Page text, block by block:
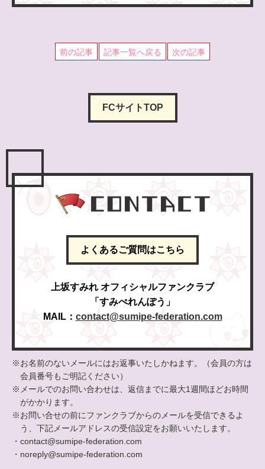
前の記事 記事一覧へ戻る 次の記事
FCサイトTOP
よくあるご質問はこちら
上坂すみれ オフィシャルファンクラブ
「すみぺれんぽう」
MAIL： contact@sumipe-federation.com
※お名前のないメールにはお返事いたしかねます。（会員の方は
会員番号もご明記ください）
※メールでのお問い合わせは、返信までに最大1週間ほどお時間
がかかります。
※お問い合せの前にファンクラブからのメールを受信できるよ
う、下記メールアドレスの受信設定をお願いいたします。
・contact@sumipe-federation.com
・noreply@sumipe-federation.com